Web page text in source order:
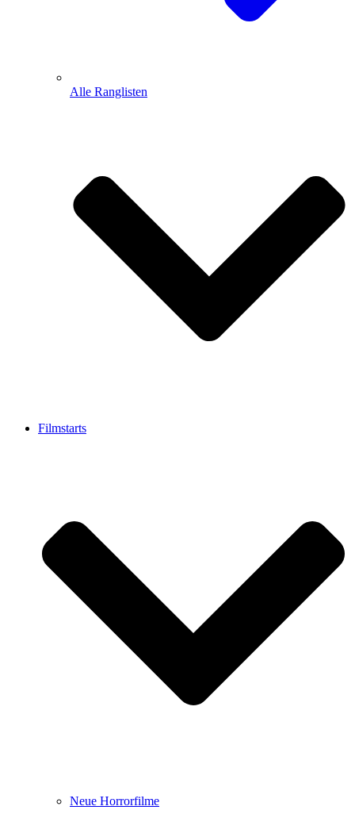
Alle Ranglisten
Filmstarts
Neue Horrorfilme